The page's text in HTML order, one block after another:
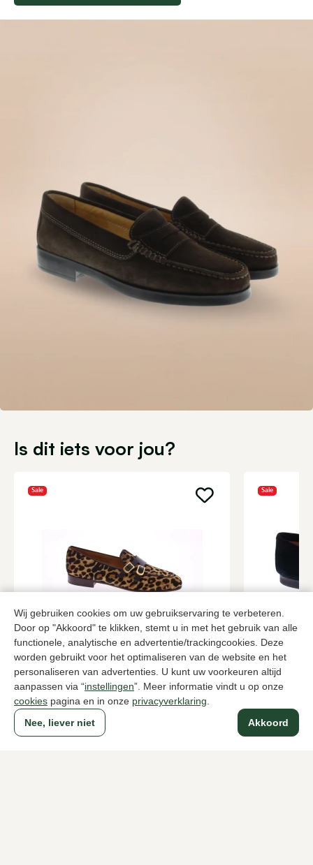
Wij gebruiken cookies om uw gebruikservaring te verbeteren.
Door op "Akkoord" te klikken, stemt u in met het gebruik van alle
functionele, analytische en advertentie/trackingcookies. Deze
worden gebruikt voor het optimaliseren van de website en het
personaliseren van advertenties. U kunt uw voorkeuren altijd
aanpassen via “instellingen”. Meer informatie vindt u op onze
cookies pagina en in onze privacyverklaring
Akkoord
Nee, liever niet
Is dit iets voor jou?
Sale
Magnanni
Bruine instappers dames
429,95258,00
Sale
Di Lauro
Zwarte
129,95